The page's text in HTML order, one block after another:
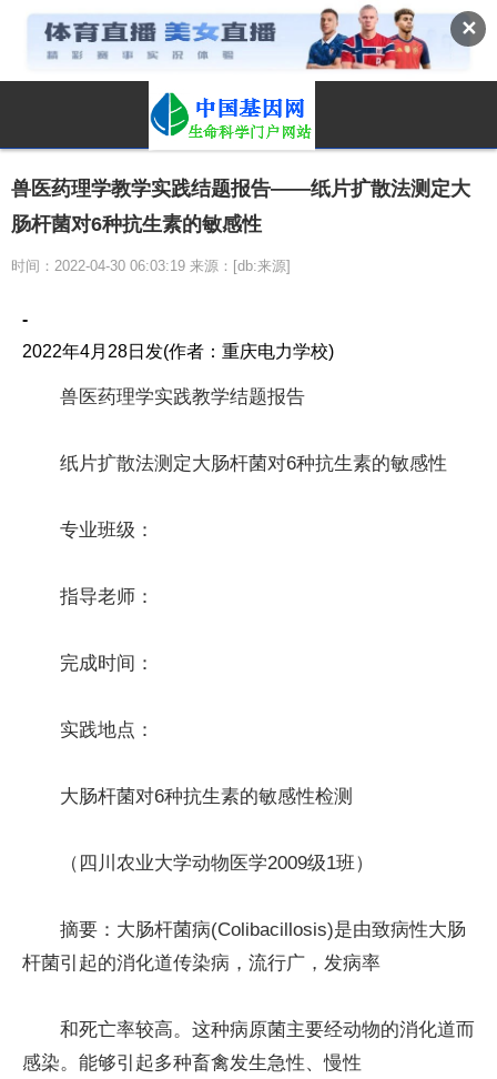
✕
兽医药理学教学实践结题报告——纸片扩散法测定大
肠杆菌对6种抗生素的敏感性
时间：2022-04-30 06:03:19 来源：[db:来源]
-
2022年4月28日发(作者：重庆电力学校)
兽医药理学实践教学结题报告
纸片扩散法测定大肠杆菌对6种抗生素的敏感性
专业班级：
指导老师：
完成时间：
实践地点：
大肠杆菌对6种抗生素的敏感性检测
（四川农业大学动物医学2009级1班）
摘要：大肠杆菌病(Colibacillosis)是由致病性大肠
杆菌引起的消化道传染病，流行广，发病率
和死亡率较高。这种病原菌主要经动物的消化道而
感染。能够引起多种畜禽发生急性、慢性